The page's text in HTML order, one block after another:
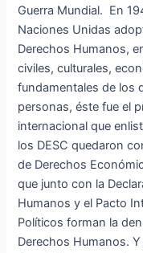
Guerra Mundial. En
Naciones Unidas
Derechos Humanos,
civiles, culturales,
fundamentales de los
personas, éste fue el
internacional que
los DESC quedaron
de Derechos
que junto con la
Humanos y el Pacto
Políticos forman la
Derechos Humanos.